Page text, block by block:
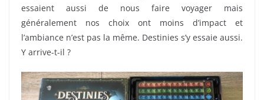
essaient aussi de nous faire voyager mais
généralement nos choix ont moins d’impact et
l’ambiance n’est pas la même. Destinies s’y essaie aussi.
Y arrive-t-il ?